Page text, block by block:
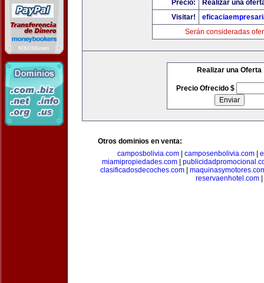
Precio:
Realizar una
Visitar!
Serán consideradas
Realizar una Oferta
Precio Ofrecido $
Otros dominios en venta:
camposbolivia.com| camposenbolivia.com|
miamipropiedades.com
clasificadosdecoches.com
reservaenhotel.com